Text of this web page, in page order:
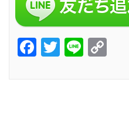
Facebook
Twitter
Line